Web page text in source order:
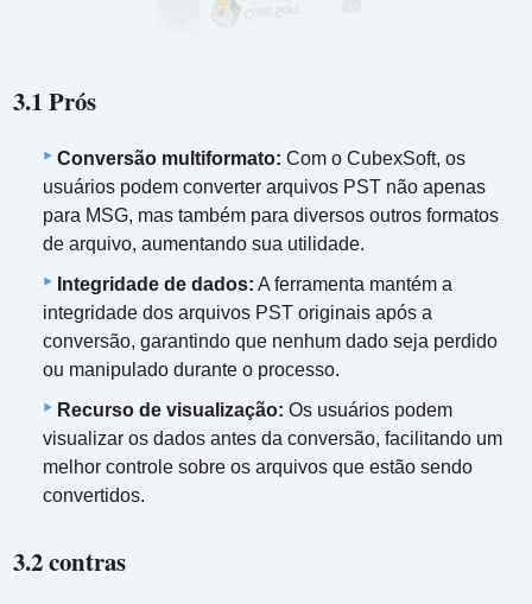
3.1 Prós
Conversão multiformato: Com o CubexSoft, os
usuários podem converter arquivos PST não apenas
para MSG, mas também para diversos outros formatos
de arquivo, aumentando sua utilidade.
Integridade de dados: A ferramenta mantém a
integridade dos arquivos PST originais após a
conversão, garantindo que nenhum dado seja perdido
ou manipulado durante o processo.
Recurso de visualização: Os usuários podem
visualizar os dados antes da conversão, facilitando um
melhor controle sobre os arquivos que estão sendo
convertidos.
3.2 contras